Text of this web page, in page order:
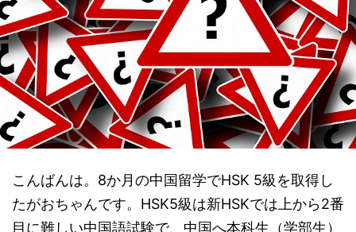
こんばんは。8か月の中国留学でHSK 5級を取得し
たがおちゃんです。HSK5級は新HSKでは上から2番
目に難しい中国語試験で、中国へ本科生（学部生）